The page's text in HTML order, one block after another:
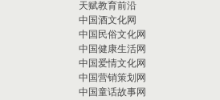
天赋教育前沿
中国酒文化网
中国民俗文化网
中国健康生活网
中国爱情文化网
中国营销策划网
中国童话故事网